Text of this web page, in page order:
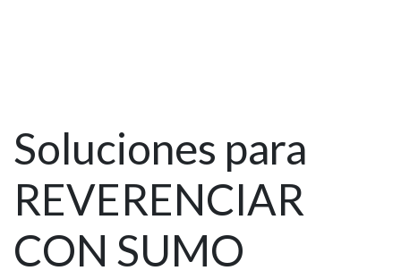
Soluciones para
REVERENCIAR
CON SUMO